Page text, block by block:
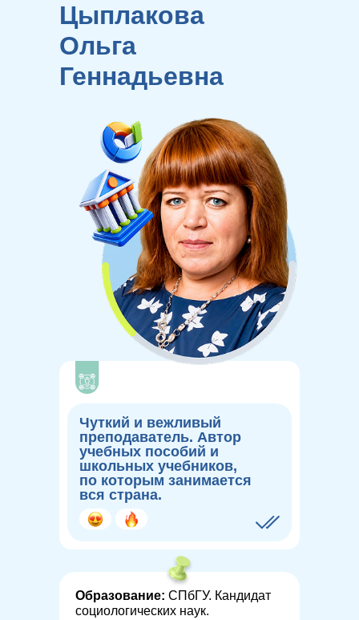
Цыплакова
Ольга
Геннадьевна
Образование: СПбГУ. Кандидат
социологических наук.
Чуткий и вежливый
преподаватель. Автор
учебных пособий и
школьных учебников,
по которым занимается
вся страна.